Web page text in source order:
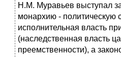
Н.М. Муравьев выступал
монархию - полити­ческую
исполнительная власть
(наследственная власть
преемственности), а